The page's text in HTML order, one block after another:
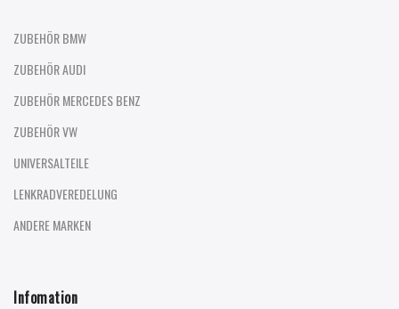
ZUBEHÖR BMW
ZUBEHÖR AUDI
ZUBEHÖR MERCEDES BENZ
ZUBEHÖR VW
UNIVERSALTEILE
LENKRADVEREDELUNG
ANDERE MARKEN
Infomation